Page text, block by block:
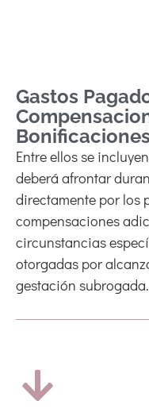
Gastos
Bonificaciones
Entre ellos se
deberá afrontar
directamente por los
compensaciones
circunstancias
otorgadas por
gestación subrogada.